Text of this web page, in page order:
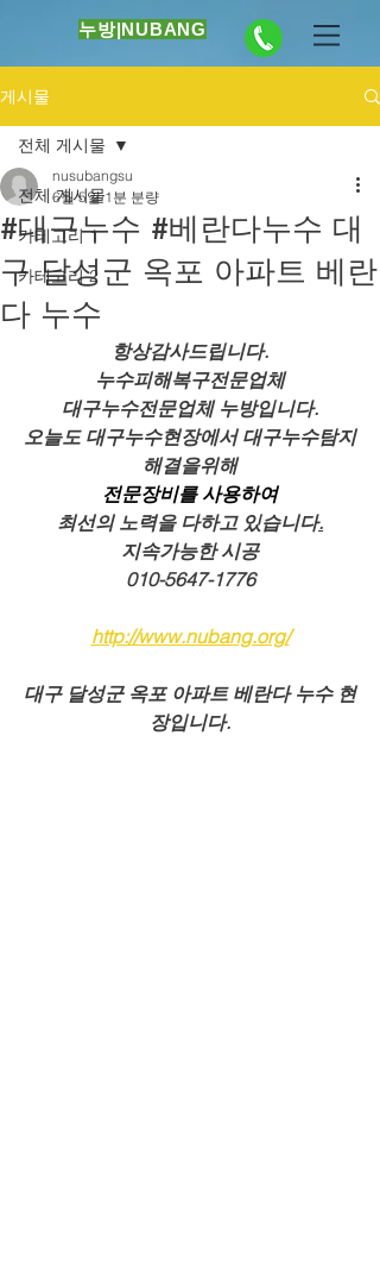
누방|NUBANG
게시물
전체 게시물
카테고리 1
카테고리 2
전체 게시물
#대구누수 #베란다누수 대
구 달성군 옥포 아파트 베란
다 누수
nusubangsu
6월 5일 1분 분량
항상감사드립니다.
누수피해복구전문업체
대구누수전문업체 누방입니다.
오늘도 대구누수현장에서 대구누수탐지
해결을위해
전문장비를 사용하여
최선의 노력을 다하고 있습니다.
지속가능한 시공
010-5647-1776
http://www.nubang.org/
대구 달성군 옥포 아파트 베란다 누수 현
장입니다.